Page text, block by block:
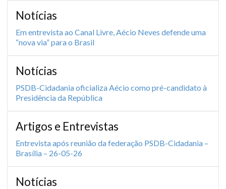
Notícias
Em entrevista ao Canal Livre, Aécio Neves defende uma
“nova via” para o Brasil
Notícias
PSDB-Cidadania oficializa Aécio como pré-candidato à
Presidência da República
Artigos e Entrevistas
Entrevista após reunião da federação PSDB-Cidadania –
Brasília – 26-05-26
Notícias